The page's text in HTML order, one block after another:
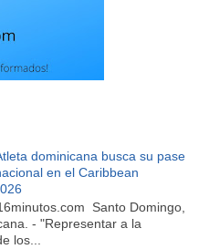
dominicana busca su pase
en el Caribbean
Santo Domingo,
- "Representar a la
los...